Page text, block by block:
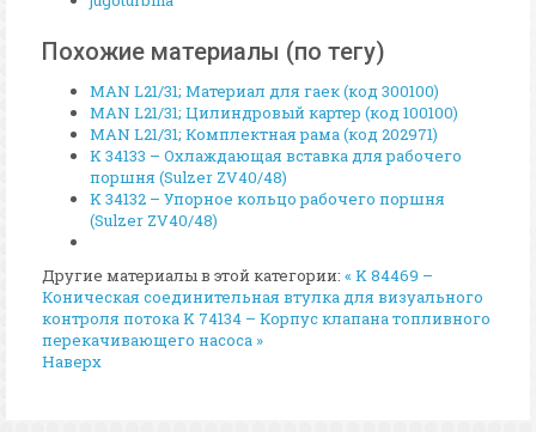
Похожие материалы (по тегу)
MAN L21/31; Материал для гаек (код 300100)
MAN L21/31; Цилиндровый картер (код 100100)
MAN L21/31; Комплектная рама (код 202971)
K 34133 – Охлаждающая вставка для рабочего
поршня (Sulzer ZV40/48)
K 34132 – Упорное кольцо рабочего поршня
(Sulzer ZV40/48)
Другие материалы в этой категории: « K 84469 –
Коническая соединительная втулка для визуального
контроля потокаK 74134 – Корпус клапана топливного
перекачивающего насоса »
Наверх